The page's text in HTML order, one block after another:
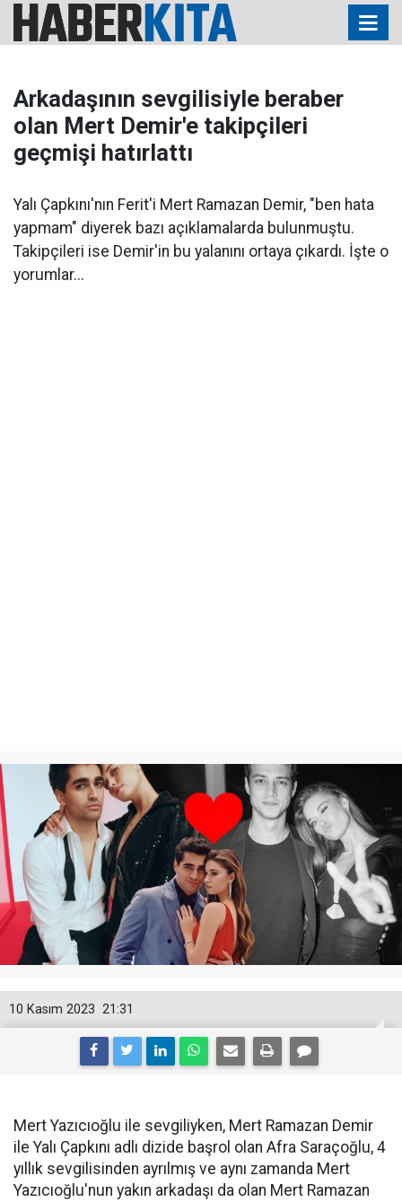
Arkadaşının sevgilisiyle beraber
olan Mert Demir'e takipçileri
geçmişi hatırlattı
Yalı Çapkını'nın Ferit'i Mert Ramazan Demir, "ben hata
yapmam" diyerek bazı açıklamalarda bulunmuştu.
Takipçileri ise Demir'in bu yalanını ortaya çıkardı. İşte o
yorumlar...
21:31
10 Kasım 2023
Mert Yazıcıoğlu ile sevgiliyken, Mert Ramazan Demir
ile Yalı Çapkını adlı dizide başrol olan Afra Saraçoğlu, 4
yıllık sevgilisinden ayrılmış ve aynı zamanda Mert
Yazıcıoğlu'nun yakın arkadaşı da olan Mert Ramazan